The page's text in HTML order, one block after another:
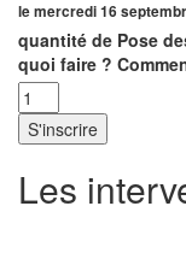
lemercredi 16
quantité de Pose
quoi faire ?
S'inscrire
Les